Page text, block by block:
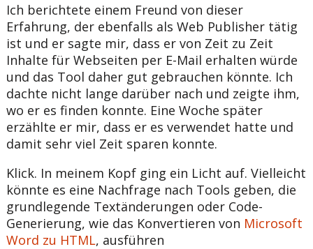
Ich berichtete einem Freund von dieser
Erfahrung, der ebenfalls als Web Publisher tätig
ist und er sagte mir, dass er von Zeit zu Zeit
Inhalte für Webseiten per E-Mail erhalten würde
und das Tool daher gut gebrauchen könnte. Ich
dachte nicht lange darüber nach und zeigte ihm,
wo er es finden konnte. Eine Woche später
erzählte er mir, dass er es verwendet hatte und
damit sehr viel Zeit sparen konnte.
Klick. In meinem Kopf ging ein Licht auf. Vielleicht
könnte es eine Nachfrage nach Tools geben, die
grundlegende Textänderungen oder Code-
Generierung, wie das Konvertieren von Microsoft
Word zu HTML, ausführen